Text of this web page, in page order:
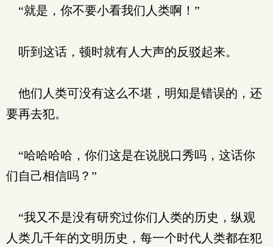
“就是，你不要小看我们人类啊！”
听到这话，顿时就有人大声的反驳起来。
他们人类可没有这么不堪，明知是错误的，还
要再去犯。
“哈哈哈哈，你们这是在说脱口秀吗，这话你
们自己相信吗？”
“我又不是没有研究过你们人类的历史，纵观
人类几千年的文明历史，每一个时代人类都在犯